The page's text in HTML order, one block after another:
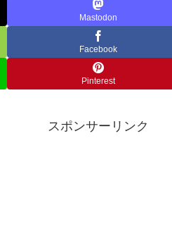
Mastodon
Facebook
Pinterest
スポンサーリンク